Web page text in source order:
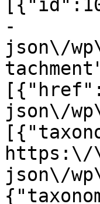
-
json\/
json\/
https:\/
json\/